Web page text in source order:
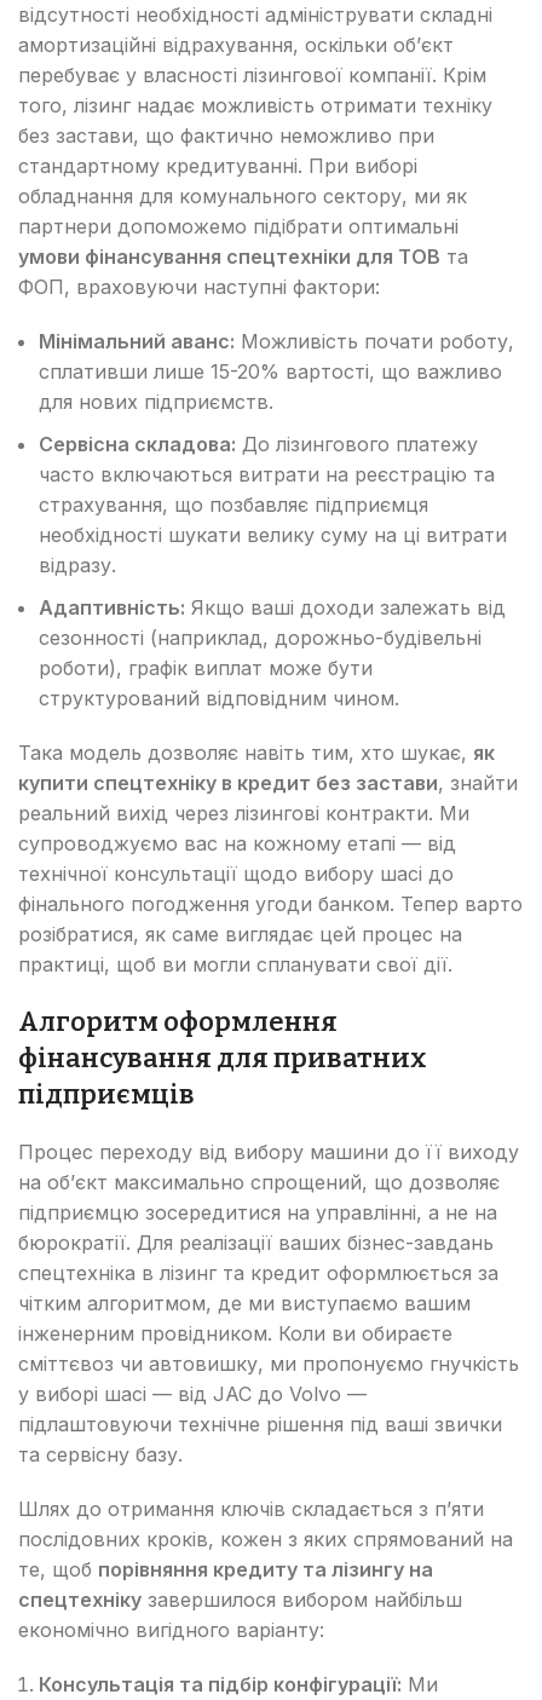
відсутності необхідності адмініструвати складні
амортизаційні відрахування, оскільки об’єкт
перебуває у власності лізингової компанії. Крім
того, лізинг надає можливість отримати техніку
без застави, що фактично неможливо при
стандартному кредитуванні. При виборі
обладнання для комунального сектору, ми як
партнери допоможемо підібрати оптимальні
умови фінансування спецтехніки для ТОВ та
ФОП, враховуючи наступні фактори:
Мінімальний аванс: Можливість почати роботу,
сплативши лише 15-20% вартості, що важливо
для нових підприємств.
Сервісна складова: До лізингового платежу
часто включаються витрати на реєстрацію та
страхування, що позбавляє підприємця
необхідності шукати велику суму на ці витрати
відразу.
Адаптивність: Якщо ваші доходи залежать від
сезонності (наприклад, дорожньо-будівельні
роботи), графік виплат може бути
структурований відповідним чином.
Така модель дозволяє навіть тим, хто шукає, як
купити спецтехніку в кредит без застави, знайти
реальний вихід через лізингові контракти. Ми
супроводжуємо вас на кожному етапі — від
технічної консультації щодо вибору шасі до
фінального погодження угоди банком. Тепер варто
розібратися, як саме виглядає цей процес на
практиці, щоб ви могли спланувати свої дії.
Алгоритм оформлення
фінансування для приватних
підприємців
Процес переходу від вибору машини до її виходу
на об’єкт максимально спрощений, що дозволяє
підприємцю зосередитися на управлінні, а не на
бюрократії. Для реалізації ваших бізнес-завдань
спецтехніка в лізинг та кредит оформлюється за
чітким алгоритмом, де ми виступаємо вашим
інженерним провідником. Коли ви обираєте
сміттєвоз чи автовишку, ми пропонуємо гнучкість
у виборі шасі — від JAC до Volvo —
підлаштовуючи технічне рішення під ваші звички
та сервісну базу.
Шлях до отримання ключів складається з п’яти
послідовних кроків, кожен з яких спрямований на
те, щоб порівняння кредиту та лізингу на
спецтехніку завершилося вибором найбільш
економічно вигідного варіанту:
Консультація та підбір конфігурації: Ми